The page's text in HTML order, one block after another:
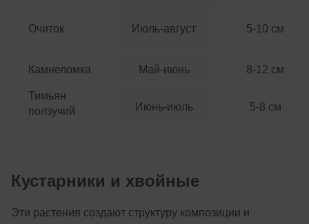
Очиток Июль-август 5-10 см
Камнеломка Май-июнь 8-12 см
Тимьян
ползучий
Июнь-июль 5-8 см
Кустарники и хвойные
Эти растения создают структуру композиции и